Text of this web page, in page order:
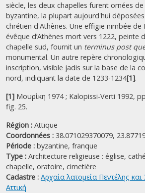
siècle, les deux chapelles furent ornées
byzantine, la plupart aujourd'hui
chrétien d'Athènes. Une effigie nimbée de
évêque d’Athènes mort vers 1222, peinte
chapelle sud, fournit un terminus post
monumental. Un autre repère
inscription, visible jadis sur la base de la
nord, indiquant la date de 1233-1234[1].
[1] Μουρίκη 1974 ; Kalopissi-Verti 1992,
fig. 25.
Région : Attique
Coordonnées : 38.071029370079,
Période : byzantine, franque
Type : Architecture religieuse : église,
chapelle, oratoire, cimetière
Cadastre : Αρχαία λατομεία Πεντέλης
Αττική